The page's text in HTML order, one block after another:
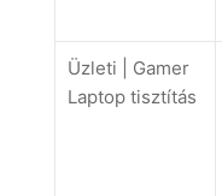
Üzleti | Gamer
Laptop tisztítás